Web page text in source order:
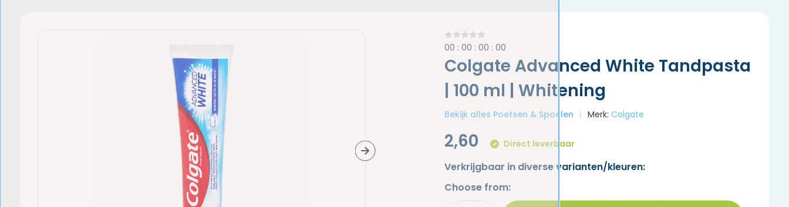
00 :00 :00 :00
Colgate Advanced White Tandpasta
| 100 ml | Whitening
Bekijk alles Poetsen & Spoelen Merk:Colgate
2,60 Direct leverbaar
Verkrijgbaar in diverse varianten/kleuren:
Choose from: